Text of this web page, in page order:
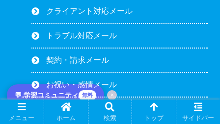
💬 学習コミュニティ 無料 ×
クライアント対応メール
トラブル対応メール
契約・請求メール
お祝い・感情メール
TOEIC
メニュー ホーム 検索 トップ サイドバー